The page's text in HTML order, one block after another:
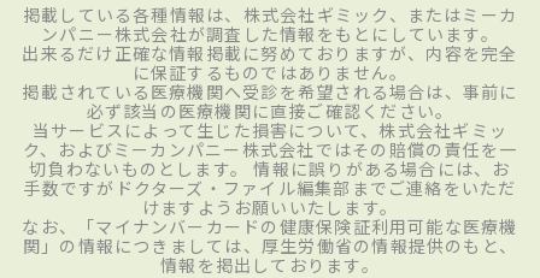
掲載している各種情報は、株式会社ギミック、またはミーカ
ンパニー株式会社が調査した情報をもとにしています。
出来るだけ正確な情報掲載に努めておりますが、内容を完全
に保証するものではありません。
掲載されている医療機関へ受診を希望される場合は、事前に
必ず該当の医療機関に直接ご確認ください。
当サービスによって生じた損害について、株式会社ギミッ
ク、およびミーカンパニー株式会社ではその賠償の責任を一
切負わないものとします。 情報に誤りがある場合には、お
手数ですがドクターズ・ファイル編集部までご連絡をいただ
けますようお願いいたします。
なお、「マイナンバーカードの健康保険証利用可能な医療機
関」の情報につきましては、厚生労働省の情報提供のもと、
情報を掲出しております。